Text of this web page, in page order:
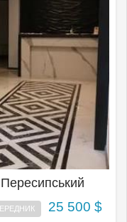
25 500 $